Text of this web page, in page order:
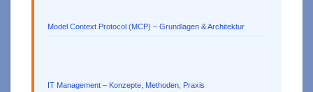
Model Context Protocol (MCP) – Grundlagen & Architektur
IT Management – Konzepte, Methoden, Praxis